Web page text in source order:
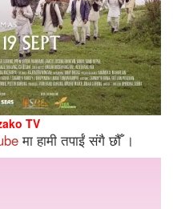
TV
मा हामी तपाईं संगै छौँ ।